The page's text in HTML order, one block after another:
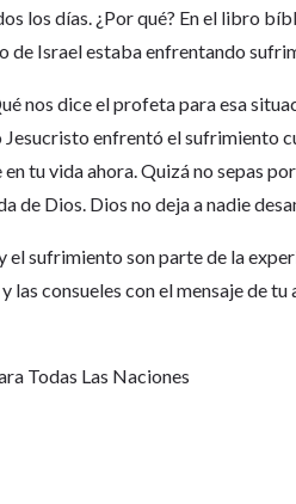
los días. ¿Por qué? En el libro
de Israel estaba enfrentando
nos dice el profeta para esa
enfrentó el sufrimiento
tu vida ahora. Quizá no sepas
de Dios. Dios no deja a nadie
el sufrimiento son parte de la
las consueles con el mensaje de tu
Todas Las Naciones